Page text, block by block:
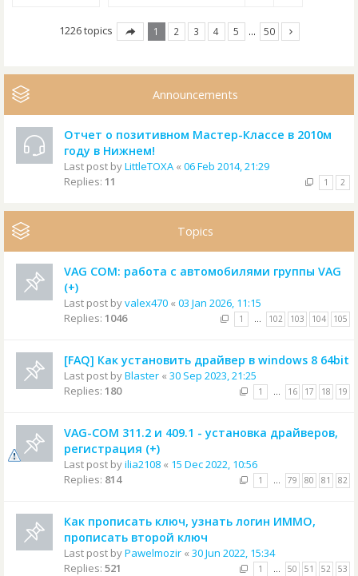
1226 topics 1 2 3 4 5 … 50
Announcements
Отчет о позитивном Мастер-Классе в 2010м
году в Нижнем!
Last post byLittleTOXA « 06 Feb 2014, 21:29
Replies: 11 1 2
Topics
VAG COM: работа с автомобилями группы VAG
(+)
Last post byvalex470 « 03 Jan 2026, 11:15
Replies: 1046 1 … 102 103 104 105
[FAQ] Как установить драйвер в windows 8 64bit
Last post byBlaster « 30 Sep 2023, 21:25
Replies: 180 1 … 16 17 18 19
VAG-COM 311.2 и 409.1 - установка драйверов,
регистрация (+)
Last post byilia2108 « 15 Dec 2022, 10:56
Replies: 814 1 … 79 80 81 82
Как прописать ключ, узнать логин ИММО,
прописать второй ключ
Last post byPawelmozir « 30 Jun 2022, 15:34
Replies: 521 1 … 50 51 52 53